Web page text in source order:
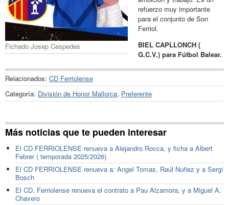
Fichado Josep Cespedes
refuerzo muy importante
para el conjunto de Son
Ferriol.
BIEL CAPLLONCH (
G.C.V.) para Fútbol Balear.
Relacionados: CD Ferriolense
Categoría: División de Honor Mallorca, Preferente
Más noticias que te pueden interesar
El CD.FERRIOLENSE renueva a Alejandro Rocca, y ficha a Albert
Febrer ( temporada 2025/2026)
El CD FERRIOLENSE renueva a: Angel Tomas, Raúl Nuñez y a Sergi
Bosch
El CD. Ferriolense renueva el contrato a Pau Alzamora, y a Miguel A.
Chavero